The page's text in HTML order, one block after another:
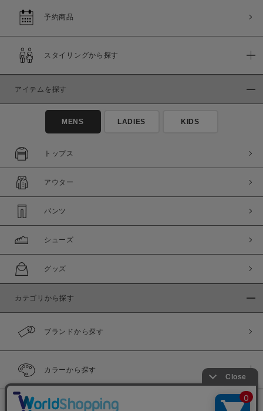
予約商品
スタイリングから探す
アイテムを探す
MENS LADIES KIDS
トップス
アウター
パンツ
シューズ
グッズ
カテゴリから探す
ブランドから探す
カラーから探す
履き比べ可能商品